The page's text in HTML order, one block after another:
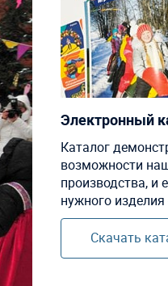
Электронный
Каталог
возможности
производства, и
нужного
Скачать